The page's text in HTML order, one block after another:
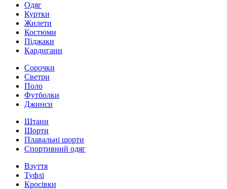
Одяг
Куртки
Жилети
Костюми
Піджаки
Кардигани
Сорочки
Светри
Поло
Футболки
Джинси
Штани
Шорти
Плавальні шорти
Спортивний одяг
Взуття
Туфлі
Кросівки